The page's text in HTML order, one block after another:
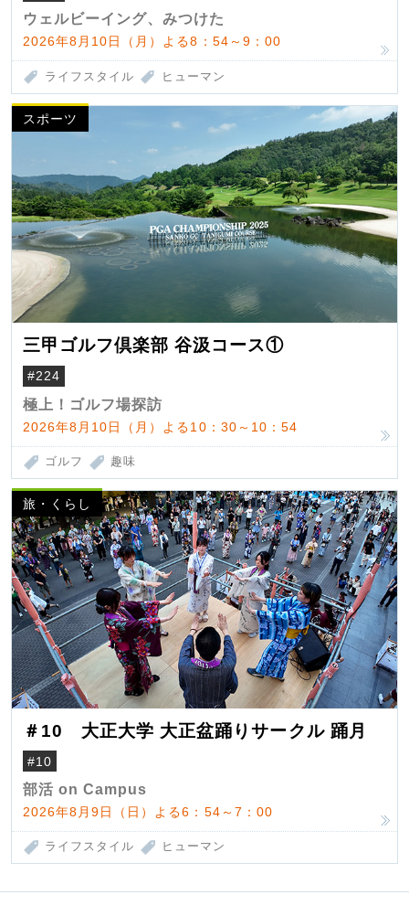
ウェルビーイング、みつけた
2026年8月10日（月）よる8：54～9：00
ライフスタイル ヒューマン
スポーツ
三甲ゴルフ倶楽部 谷汲コース①
#224
極上！ゴルフ場探訪
2026年8月10日（月）よる10：30～10：54
ゴルフ 趣味
旅・くらし
＃10 大正大学 大正盆踊りサークル 踊月
#10
部活 on Campus
2026年8月9日（日）よる6：54～7：00
ライフスタイル ヒューマン